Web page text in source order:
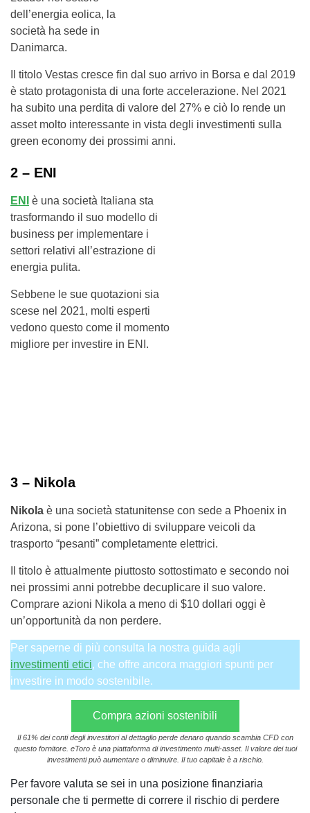
dell’energia eolica, la
società ha sede in
Danimarca.
Il titolo Vestas cresce fin dal suo arrivo in Borsa e dal 2019
è stato protagonista di una forte accelerazione. Nel 2021
ha subito una perdita di valore del 27% e ciò lo rende un
asset molto interessante in vista degli investimenti sulla
green economy dei prossimi anni.
2 – ENI
ENI
è una società Italiana sta
trasformando il suo modello di
business per implementare i
settori relativi all’estrazione di
energia pulita.
Sebbene le sue quotazioni sia
scese nel 2021, molti esperti
vedono questo come il momento
migliore per investire in ENI.
3 – Nikola
Nikola è una società statunitense con sede a Phoenix in
Arizona, si pone l’obiettivo di sviluppare veicoli da
trasporto “pesanti” completamente elettrici.
Il titolo è attualmente piuttosto sottostimato e secondo noi
nei prossimi anni potrebbe decuplicare il suo valore.
Comprare azioni Nikola a meno di $10 dollari oggi è
un’opportunità da non perdere.
Per saperne di più consulta la nostra guida agli
investimenti etici, che offre ancora maggiori spunti per
investire in modo sostenibile.
Compra azioni sostenibili
Il 61% dei conti degli investitori al dettaglio perde denaro quando scambia CFD con
questo fornitore. eToro è una piattaforma di investimento multi-asset. Il valore dei tuoi
investimenti può aumentare o diminuire. Il tuo capitale è a rischio.
Per favore valuta se sei in una posizione finanziaria
personale che ti permette di correre il rischio di perdere